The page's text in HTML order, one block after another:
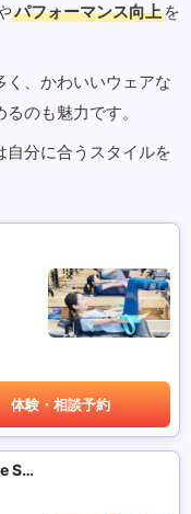
パフォーマンス向上 を
、かわいいウェアな
のも魅力です。
自分に合うスタイルを
体験・相談予約
マシンピラティススタジオ ザ･シルク(the SILK)